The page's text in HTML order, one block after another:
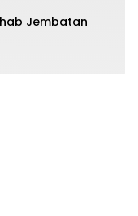
Jembatan